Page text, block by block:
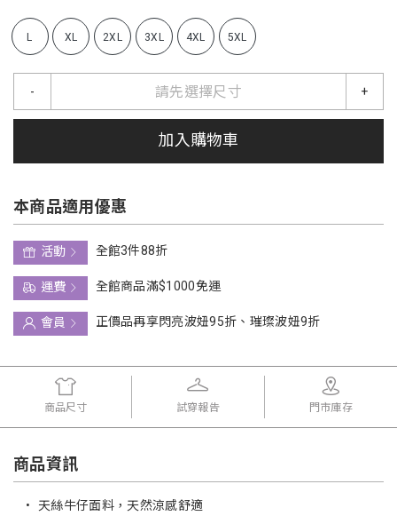
L XL 2XL 3XL 4XL 5XL
請先選擇尺寸
- +
加入購物車
本商品適用優惠
活動
全館3件88折
運費
全館商品滿$1000免運
會員
正價品再享閃亮波妞95折、璀璨波妞9折
商品尺寸 試穿報告 門市庫存
商品資訊
• 天絲牛仔面料，天然涼感舒適